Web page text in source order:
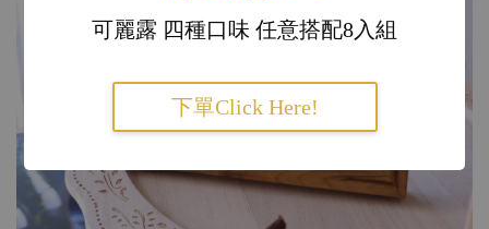
可麗露 四種口味 任意搭配8入組
下單Click Here!